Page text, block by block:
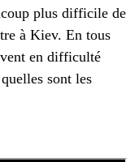
plus difficile de
à Kiev. En tous
en difficulté
sont les